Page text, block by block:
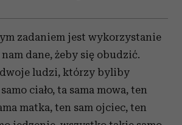
zadaniem jest wykorzystanie
nam dane, żeby się obudzić.
ludzi, którzy byliby
ciało, ta sama mowa, ten
matka, ten sam ojciec, ten